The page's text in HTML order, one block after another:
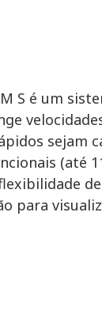
S é um
sejam
(até
para